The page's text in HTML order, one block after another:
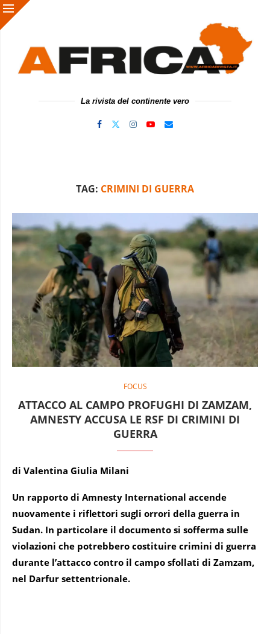
La rivista del continente vero
TAG: CRIMINI DI GUERRA
FOCUS
ATTACCO AL CAMPO PROFUGHI DI ZAMZAM,
AMNESTY ACCUSA LE RSF DI CRIMINI DI
GUERRA
di Valentina Giulia Milani
Un rapporto di Amnesty International accende
nuovamente i riflettori sugli orrori della guerra in
Sudan. In particolare il documento si sofferma sulle
violazioni che potrebbero costituire crimini di guerra
durante l’attacco contro il campo sfollati di Zamzam,
nel Darfur settentrionale.